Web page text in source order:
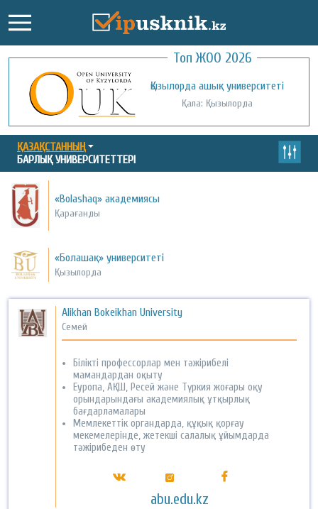
Топ ЖОО 2026
Қызылорда ашық университеті
Қала: Қызылорда
Қожа Ахмет Ясауи атындағы Халықаралық
қазақ-түрік университеті
Қала: Түркістан
ҚАЗАҚСТАННЫҢ
БАРЛЫҚ УНИВЕРСИТЕТТЕРІ
«Bolashaq» академиясы
Қарағанды
«Болашақ» университеті
Қызылорда
Alikhan Bokeikhan University
Семей
Білікті профессорлар мен тәжірибелі
мамандардан оқыту
Еуропа, АҚШ, Ресей және Түркия жоғары оқу
орындарындағы академиялық ұтқырлық
бағдарламалары
Мемлекеттік органдарда, құқық қорғау
мекемелерінде, жетекші салалық ұйымдарда
тәжірибеден өту
abu.edu.kz